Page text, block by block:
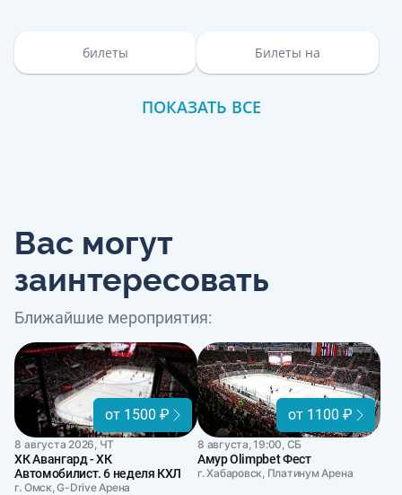
билеты Билеты на
ПОКАЗАТЬ ВСЕ
Вас могут
заинтересовать
Ближайшие мероприятия:
от 1500 ₽
8 августа 2026, ЧТ
ХК Авангард - ХК
Автомобилист. 6 неделя КХЛ
г. Омск, G-Drive Арена
от 1100 ₽
8 августа, 19:00, СБ
Амур Olimpbet Фест
г. Хабаровск, Платинум Арена